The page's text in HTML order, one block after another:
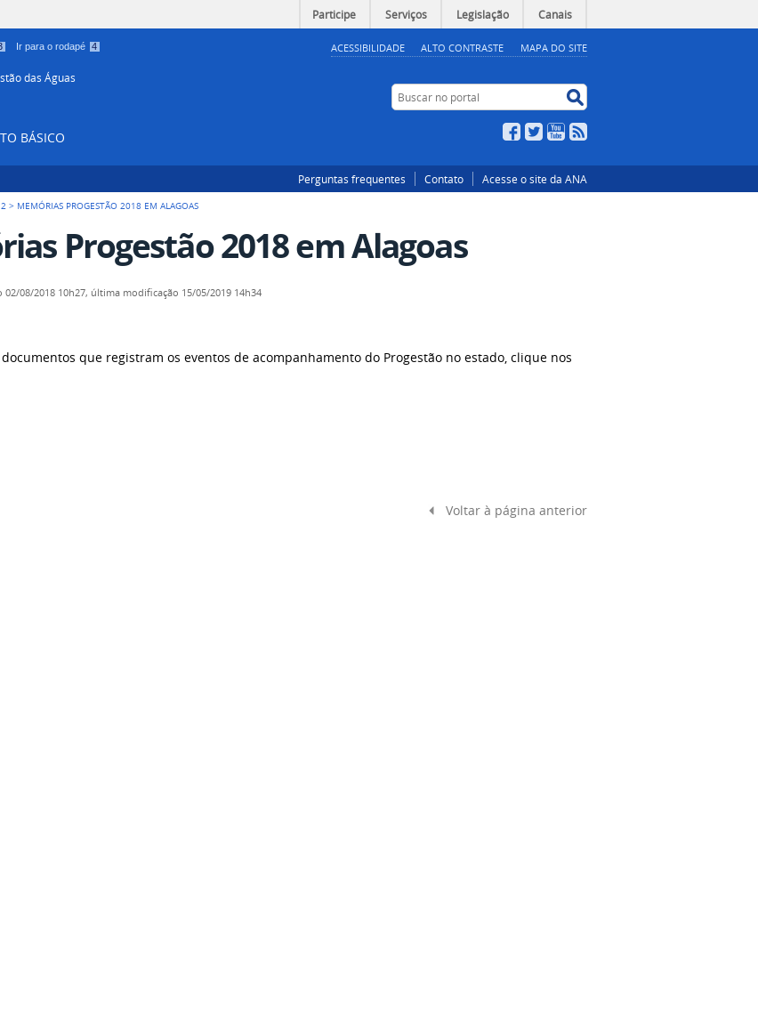
Participe Serviços Legislação Canais
Ir para o rodapé 4 ACESSIBILIDADE ALTO CONTRASTE MAPA DO SITE
das Águas
BÁSICO
Buscar no portal
Facebook
TwitterYouTube
Perguntas frequentes Contato Acesse o site da ANA
> MEMÓRIAS PROGESTÃO 2018 EM ALAGOAS
Progestão 2018 em Alagoas
02/08/2018 10h27, última modificação 15/05/2019 14h34
documentos que registram os eventos de acompanhamento do Progestão no estado, clique nos
Voltar à página anterior